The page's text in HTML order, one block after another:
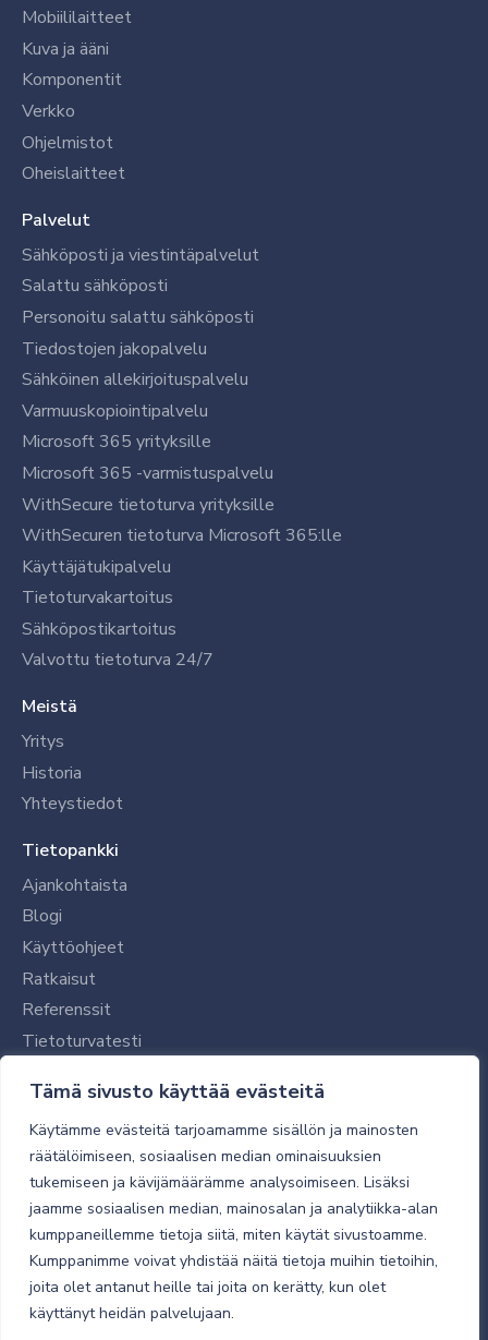
Tämä sivusto käyttää evästeitä
Käytämme evästeitä tarjoamamme sisällön ja mainosten
räätälöimiseen, sosiaalisen median ominaisuuksien
tukemiseen ja kävijämäärämme analysoimiseen. Lisäksi
jaamme sosiaalisen median, mainosalan ja analytiikka-alan
kumppaneillemme tietoja siitä, miten käytät sivustoamme.
Kumppanimme voivat yhdistää näitä tietoja muihin tietoihin,
joita olet antanut heille tai joita on kerätty, kun olet
käyttänyt heidän palvelujaan.
Mobiililaitteet
Kuva ja ääni
Komponentit
Verkko
Ohjelmistot
Oheislaitteet
Palvelut
Sähköposti ja viestintäpalvelut
Salattu sähköposti
Personoitu salattu sähköposti
Tiedostojen jakopalvelu
Sähköinen allekirjoituspalvelu
Varmuuskopiointipalvelu
Microsoft 365 yrityksille
Microsoft 365 -varmistuspalvelu
WithSecure tietoturva yrityksille
WithSecuren tietoturva Microsoft 365:lle
Käyttäjätukipalvelu
Tietoturvakartoitus
Sähköpostikartoitus
Valvottu tietoturva 24/7
Meistä
Yritys
Historia
Yhteystiedot
Tietopankki
Ajankohtaista
Blogi
Käyttöohjeet
Ratkaisut
Referenssit
Tietoturvatesti
Tilaajalle
Toimitustavat ja -kulut
Verkkokaupan yleiset ehdot
Toimitusehdot
Tietosuojaseloste
Tietoturva